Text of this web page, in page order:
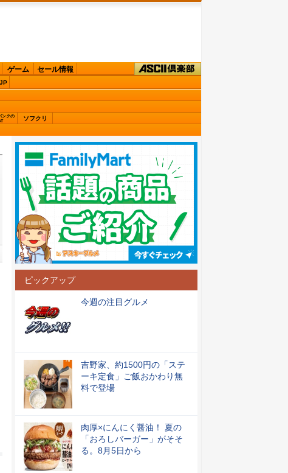
ゲーム セール情報
ンクの
ソフクリ
ピックアップ
今週の注目グルメ
吉野家、約1500円の「ステ
ーキ定食」ご飯おかわり無
料で登場
肉厚×にんにく醤油！ 夏の
「おろしバーガー」がそそ
る。8月5日から